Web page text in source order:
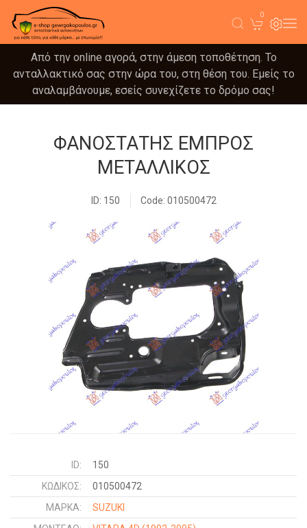
0
Από την online αγορά, στην άμεση τοποθέτηση. Το
ανταλλακτικό σας στην ώρα του, στη θέση του. Εμείς το
αναλαμβάνουμε, εσείς συνεχίζετε το δρόμο σας!
ΦΑΝΟΣΤΑΤΗΣ ΕΜΠΡΟΣ
ΜΕΤΑΛΛΙΚΟΣ
ID: 150 Code: 010500472
ID:
150
ΚΩΔΙΚΌΣ:
010500472
ΜΑΡΚΑ:
SUZUKI